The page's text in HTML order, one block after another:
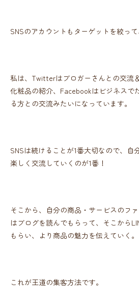
SNSのアカウントもターゲットを絞って
私は、Twitterはブロガーさんとの交流
化粧品の紹介、Facebookはビジネスで
る方との交流みたいになっています。
SNSは続けることが1番大切なので、自
楽しく交流していくのが1番！
そこから、自分の商品・サービスのフ
はブログを読んでもらって、そこから
もらい、より商品の魅力を伝えていく。
これが王道の集客方法です。